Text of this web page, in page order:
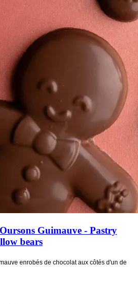
Guimauve - Pastry
bears
enrobés de chocolat aux côtés d'un de